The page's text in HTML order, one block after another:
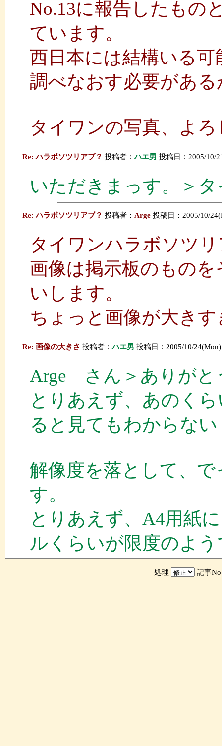
No.13に報告したもの
ています。
西日本には結構いる
調べなおす必要があ
タイワンの写真、よ
Re: ハラボソツリアブ？ 投稿者：ハエ男 投稿日：2005/10/
いただきまっす。＞
Re: ハラボソツリアブ？ 投稿者： Arge 投稿日：2005/10/
タイワンハラボソツ
画像は掲示板のもの
いします。
ちょっと画像が大き
Re: 画像の大きさ 投稿者：ハエ男 投稿日：2005/10/
Arge さん＞ありがと
とりあえず、あのく
ると見てもわからな
解像度を落として、
す。
とりあえず、A4用紙
ルくらいが限度のよ
処理 記事